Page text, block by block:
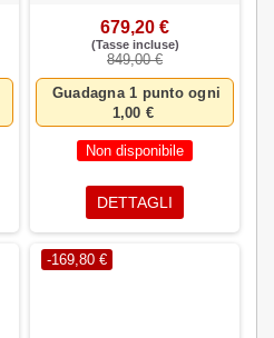
679,20 €
(Tasse incluse)
849,00 €
Guadagna 1 punto ogni
1,00 €
Non disponibile
DETTAGLI
-169,80 €